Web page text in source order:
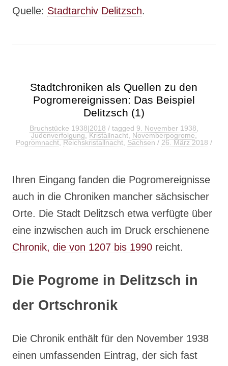
Quelle: Stadtarchiv Delitzsch.
Stadtchroniken als Quellen zu den
Pogromereignissen: Das Beispiel
Delitzsch (1)
Bruchstücke 1938|2018 / tagged 9. November 1938,
Judenverfolgung,Kristallnacht, Novemberpogrome,
Pogromnacht,Reichskristallnacht,Sachsen/26. März 2018 /
Ihren Eingang fanden die Pogromereignisse
auch in die Chroniken mancher sächsischer
Orte. Die Stadt Delitzsch etwa verfügte über
eine inzwischen auch im Druck erschienene
Chronik, die von 1207 bis 1990 reicht.
Die Pogrome in Delitzsch in
der Ortschronik
Die Chronik enthält für den November 1938
einen umfassenden Eintrag, der sich fast